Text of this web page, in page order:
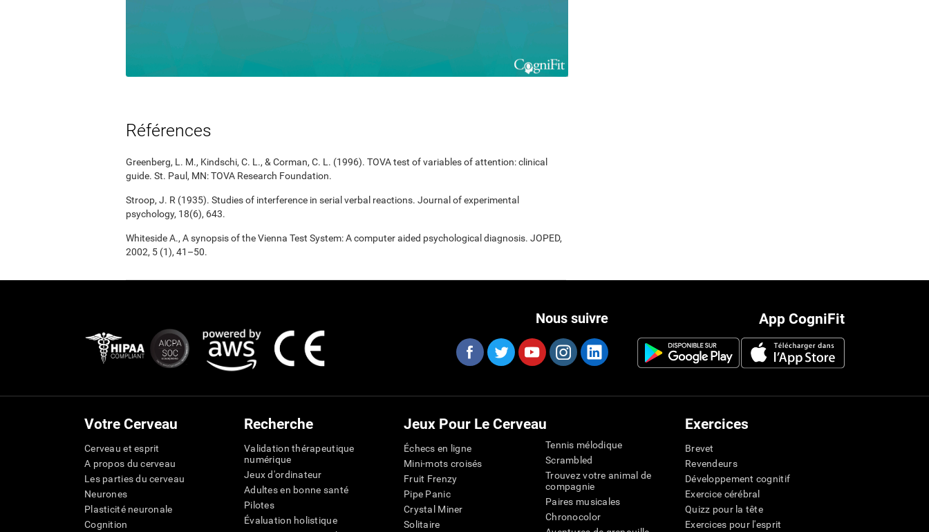
Références
Greenberg, L. M., Kindschi, C. L., & Corman, C. L. (1996). TOVA test of variables of attention: clinical
guide. St. Paul, MN: TOVA Research Foundation.
Stroop, J. R (1935). Studies of interference in serial verbal reactions. Journal of experimental
psychology, 18(6), 643.
Whiteside A., A synopsis of the Vienna Test System: A computer aided psychological diagnosis. JOPED,
2002, 5 (1), 41–50.
App CogniFit
Nous suivre
Votre Cerveau
Cerveau et esprit
A propos du cerveau
Les parties du cerveau
Neurones
Plasticité neuronale
Cognition
Recherche
Validation thérapeutique
numérique
Jeux d'ordinateur
Adultes en bonne santé
Pilotes
Évaluation holistique
Jeux Pour Le Cerveau
Échecs en ligne
Mini-mots croisés
Fruit Frenzy
Pipe Panic
Crystal Miner
Solitaire
Tennis mélodique
Scrambled
Trouvez votre animal de
compagnie
Paires musicales
Chronocolor
Exercices
Brevet
Revendeurs
Développement cognitif
Exercice cérébral
Quizz pour la tête
Exercices pour l'esprit